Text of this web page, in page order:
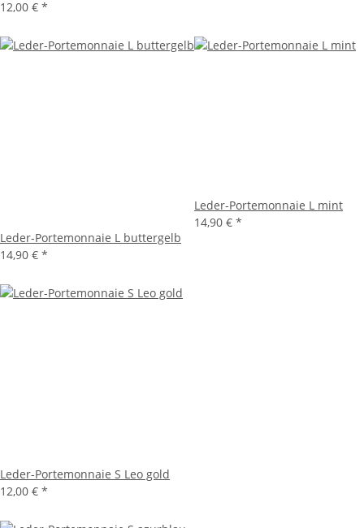
12,00 € *
Leder-Portemonnaie L buttergelb
14,90 € *
Leder-Portemonnaie L mint
14,90 € *
Leder-Portemonnaie S Leo gold
12,00 € *